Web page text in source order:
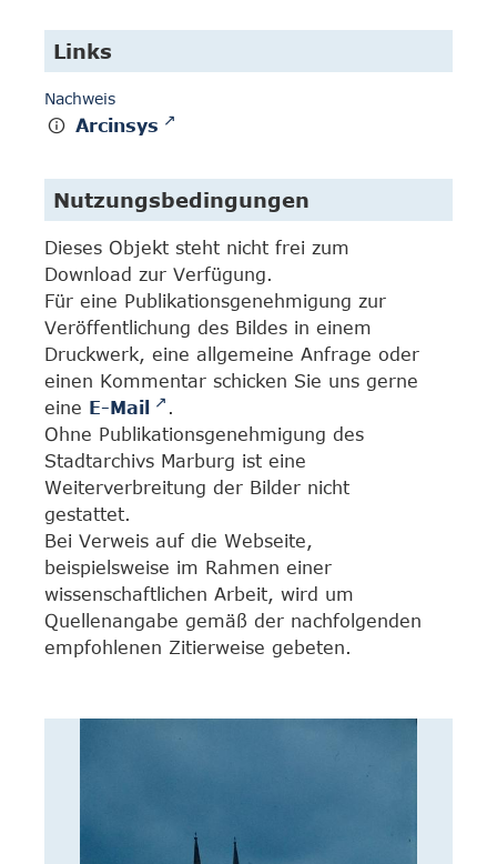
Links
Nachweis
Arcinsys
Nutzungsbedingungen
Dieses Objekt steht nicht frei zum
Download zur Verfügung.
Für eine Publikationsgenehmigung zur
Veröffentlichung des Bildes in einem
Druckwerk, eine allgemeine Anfrage oder
einen Kommentar schicken Sie uns gerne
eine E-Mail
.
Ohne Publikationsgenehmigung des
Stadtarchivs Marburg ist eine
Weiterverbreitung der Bilder nicht
gestattet.
Bei Verweis auf die Webseite,
beispielsweise im Rahmen einer
wissenschaftlichen Arbeit, wird um
Quellenangabe gemäß der nachfolgenden
empfohlenen Zitierweise gebeten.